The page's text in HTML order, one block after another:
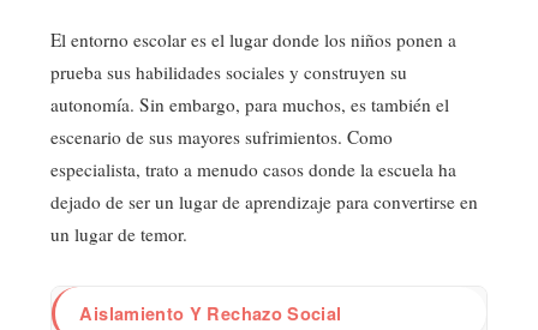
El entorno escolar es el lugar donde los niños ponen a
prueba sus habilidades sociales y construyen su
autonomía. Sin embargo, para muchos, es también el
escenario de sus mayores sufrimientos. Como
especialista, trato a menudo casos donde la escuela ha
dejado de ser un lugar de aprendizaje para convertirse en
un lugar de temor.
Aislamiento Y Rechazo Social